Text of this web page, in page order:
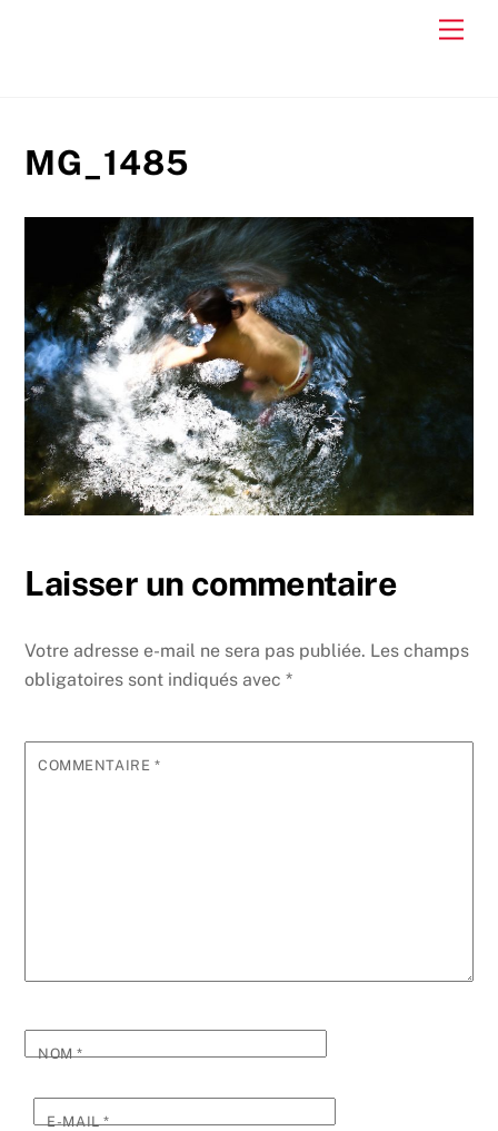
MG_1485
Laisser un commentaire
Votre adresse e-mail ne sera pas publiée. Les champs
obligatoires sont indiqués avec*
COMMENTAIRE *
NOM*
E-MAIL*